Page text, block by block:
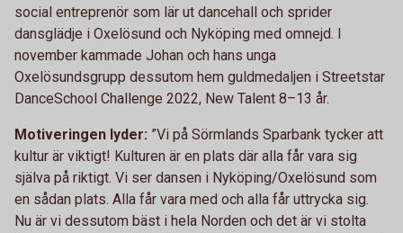
social entreprenör som lär ut dancehall och sprider
dansglädje i Oxelösund och Nyköping med omnejd. I
november kammade Johan och hans unga
Oxelösundsgrupp dessutom hem guldmedaljen i Streetstar
DanceSchool Challenge 2022, New Talent 8–13 år.
Motiveringen lyder: ”Vi på Sörmlands Sparbank tycker att
kultur är viktigt! Kulturen är en plats där alla får vara sig
själva på riktigt. Vi ser dansen i Nyköping/Oxelösund som
en sådan plats. Alla får vara med och alla får uttrycka sig.
Nu är vi dessutom bäst i hela Norden och det är vi stolta